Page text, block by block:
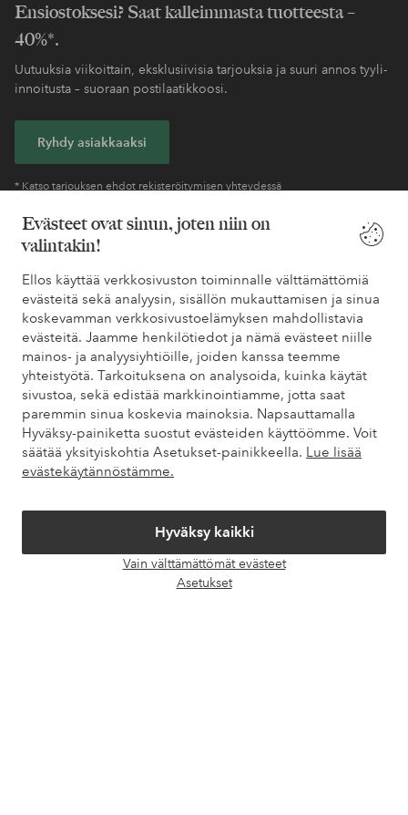
Evästeet ovat sinun, joten niin on
valintakin!
Ellos käyttää verkkosivuston toiminnalle välttämättömiä
evästeitä sekä analyysin, sisällön mukauttamisen ja sinua
koskevamman verkkosivustoelämyksen mahdollistavia
evästeitä. Jaamme henkilötiedot ja nämä evästeet niille
mainos- ja analyysiyhtiöille, joiden kanssa teemme
yhteistyötä. Tarkoituksena on analysoida, kuinka käytät
sivustoa, sekä edistää markkinointiamme, jotta saat
paremmin sinua koskevia mainoksia. Napsauttamalla
Hyväksy-painiketta suostut evästeiden käyttöömme. Voit
säätää yksityiskohtia Asetukset-painikkeella. Lue lisää
evästekäytännöstämme.
Hyväksy kaikki
Vain välttämättömät evästeet
Asetukset
Ensiostoksesi? Saat kalleimmasta tuotteesta –
40%*.
Uutuuksia viikoittain, eksklusiivisia tarjouksia ja suuri annos tyyli-
innoitusta – suoraan postilaatikkoosi.
Ryhdy asiakkaaksi
* Katso tarjouksen ehdot rekisteröitymisen yhteydessä
Tarvitsetko apua?
Löydät vastaukset useimmin kysyttyihin kysymyksiin usein
kysytyistä kysymyksistä. Löydät myös tietoa siitä, miten voit ottaa
meihin yhteyttä.
Asiakaspalvelu Tilaukset Maksutavat
Omat sivut